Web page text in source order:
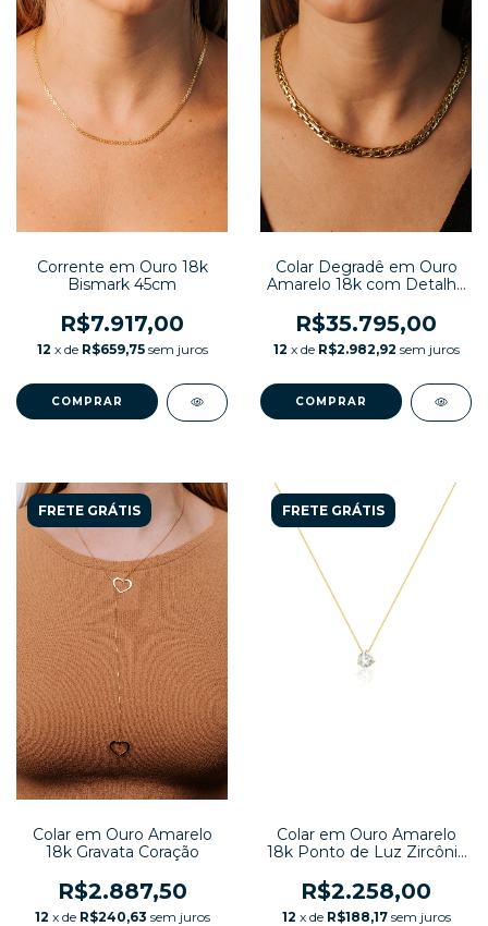
Corrente em Ouro 18k
Bismark 45cm
R$7.917,00
12 x de R$659,75 sem juros
COMPRAR
Colar Degradê em Ouro
Amarelo 18k com Detalhe
R$35.795,00
12 x de R$2.982,92 sem juros
COMPRAR
FRETE GRÁTIS
Colar em Ouro Amarelo
18k Gravata Coração
R$2.887,50
12 x de R$240,63 sem juros
FRETE GRÁTIS
Colar em Ouro Amarelo
18k Ponto de Luz Zircônia
R$2.258,00
12 x de R$188,17 sem juros